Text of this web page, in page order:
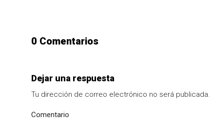
0 Comentarios
Dejar una respuesta
Tu dirección de correo electrónico no será publicada.
Comentario